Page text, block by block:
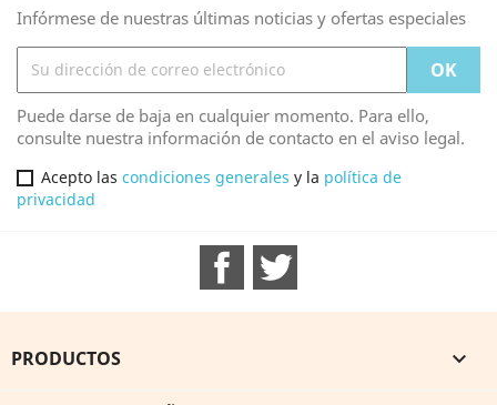
Infórmese de nuestras últimas noticias y ofertas especiales
Puede darse de baja en cualquier momento. Para ello,
consulte nuestra información de contacto en el aviso legal.
Acepto las condiciones generales y la política de
privacidad
Facebook
PRODUCTOS 